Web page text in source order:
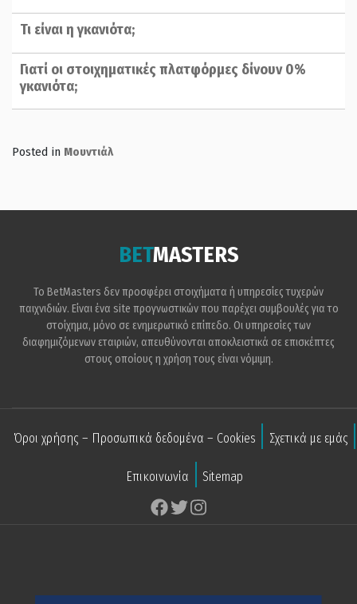
Τι είναι η γκανιότα;
Γιατί οι στοιχηματικές πλατφόρμες δίνουν 0%
γκανιότα;
Posted in Μουντιάλ
BETMASTERS
Το BetMasters δεν προσφέρει στοιχήματα ή υπηρεσίες τυχερών
παιχνιδιών. Είναι ένα site προγνωστικών που παρέχει συμβουλές για το
στοίχημα, μόνο σε ενημερωτικό επίπεδο. Οι υπηρεσίες των
διαφημιζόμενων εταιριών, απευθύνονται αποκλειστικά σε επισκέπτες
στους οποίους η χρήση τους είναι νόμιμη.
Όροι χρήσης – Προσωπικά δεδομένα – Cookies Σχετικά με εμάς
Επικοινωνία Sitemap